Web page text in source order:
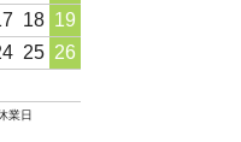
18 19
25 26
業日